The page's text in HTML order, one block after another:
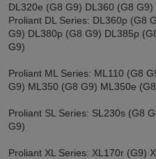
DL320e (G8 G9) DL360 (G8
Proliant DL Series: DL360p (G8
G9) DL380p (G8 G9) DL385p
G9)
Proliant ML Series: ML110 (G8
G9) ML350 (G8 G9) ML350e
Proliant SL Series: SL230s (G8
G9)
Proliant XL Series: XL170r (G9)